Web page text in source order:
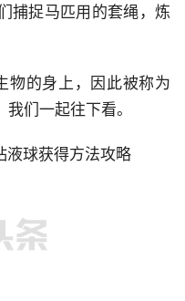
捕捉马匹用的套绳，炼
物的身上，因此被称为
们一起往下看。